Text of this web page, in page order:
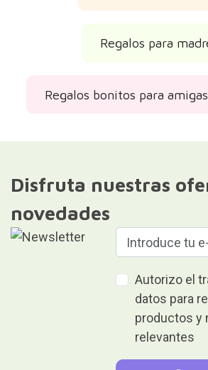
Regalos para
Regalos bonitos para
Disfruta nuestras
novedades
Autorizo el
datos para
productos y
relevantes